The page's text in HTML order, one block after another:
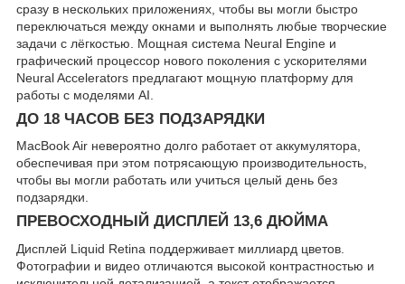
сразу в нескольких приложениях, чтобы вы могли быстро
переключаться между окнами и выполнять любые творческие
задачи с лёгкостью. Мощная система Neural Engine и
графический процессор нового поколения с ускорителями
Neural Accelerators предлагают мощную платформу для
работы с моделями AI.
ДО 18 ЧАСОВ БЕЗ ПОДЗАРЯДКИ
MacBook Air невероятно долго работает от аккумулятора,
обеспечивая при этом потрясающую производительность,
чтобы вы могли работать или учиться целый день без
подзарядки.
ПРЕВОСХОДНЫЙ ДИСПЛЕЙ 13,6 ДЮЙМА
Дисплей Liquid Retina поддерживает миллиард цветов.
Фотографии и видео отличаются высокой контрастностью и